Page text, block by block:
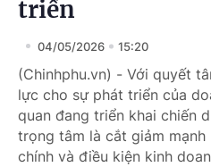
triển
04/05/2026 15:20
(Chinhphu.vn) - Với quyết
lực cho sự phát triển của
quan đang triển khai chiến
trọng tâm là cắt giảm mạnh
chính và điều kiện kinh